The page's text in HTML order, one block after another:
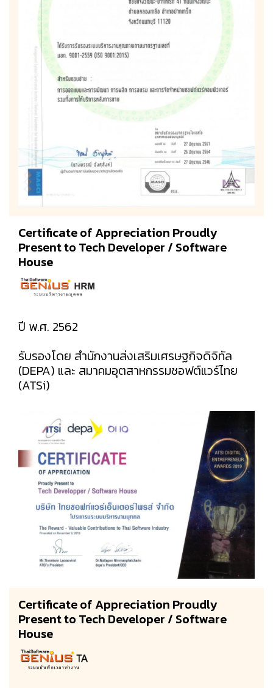
Certificate of Appreciation Proudly
Present to Tech Developer / Software
House
ปี พ.ศ. 2562
รับรองโดย สำนักงานส่งเสริมเศรษฐกิจดิจิทัล
(DEPA) และ สมาคมอุตสาหกรรมซอฟต์แวร์ไทย
(ATSi)
Certificate of Appreciation Proudly
Present to Tech Developer / Software
House